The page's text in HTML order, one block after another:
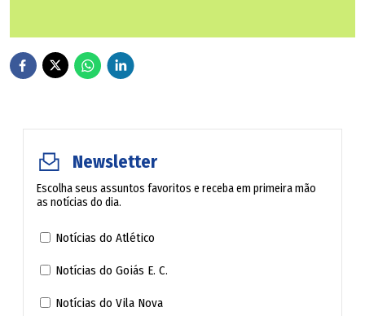
Letras com o Prêmio Machado de Assis pelo conjunto da
A FFLCH-USP publicou nota lamentando a morte do
no Funeral Home, na rua São Carlos do Pinhal, 376, no
bairro da Bela Vista, em São Paulo.
🔔 Siga o canal de O POPULAR no WhatsApp
Newsletter
Escolha seus assuntos favoritos e receba em primeira mão
as notícias do dia.
Notícias do Atlético
Notícias do Goiás E. C.
Notícias do Vila Nova